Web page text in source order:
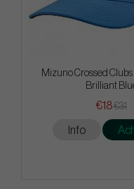
Mizuno Crossed
Brilliant
€18€31
Info